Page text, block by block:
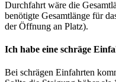
Durchfahrt wäre die
benötigte Gesamtlänge für
der Öffnung an Platz).
Ich habe eine schräge
Bei schrägen Einfahrten